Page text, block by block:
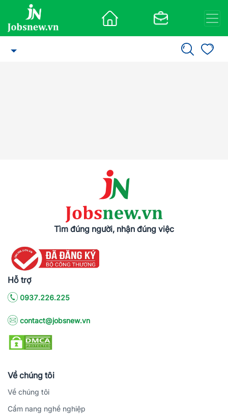
Tìm đúng người, nhận đúng việc
Hỗ trợ
0937.226.225
contact@jobsnew.vn
Về chúng tôi
Về chúng tôi
Cẩm nang nghề nghiệp